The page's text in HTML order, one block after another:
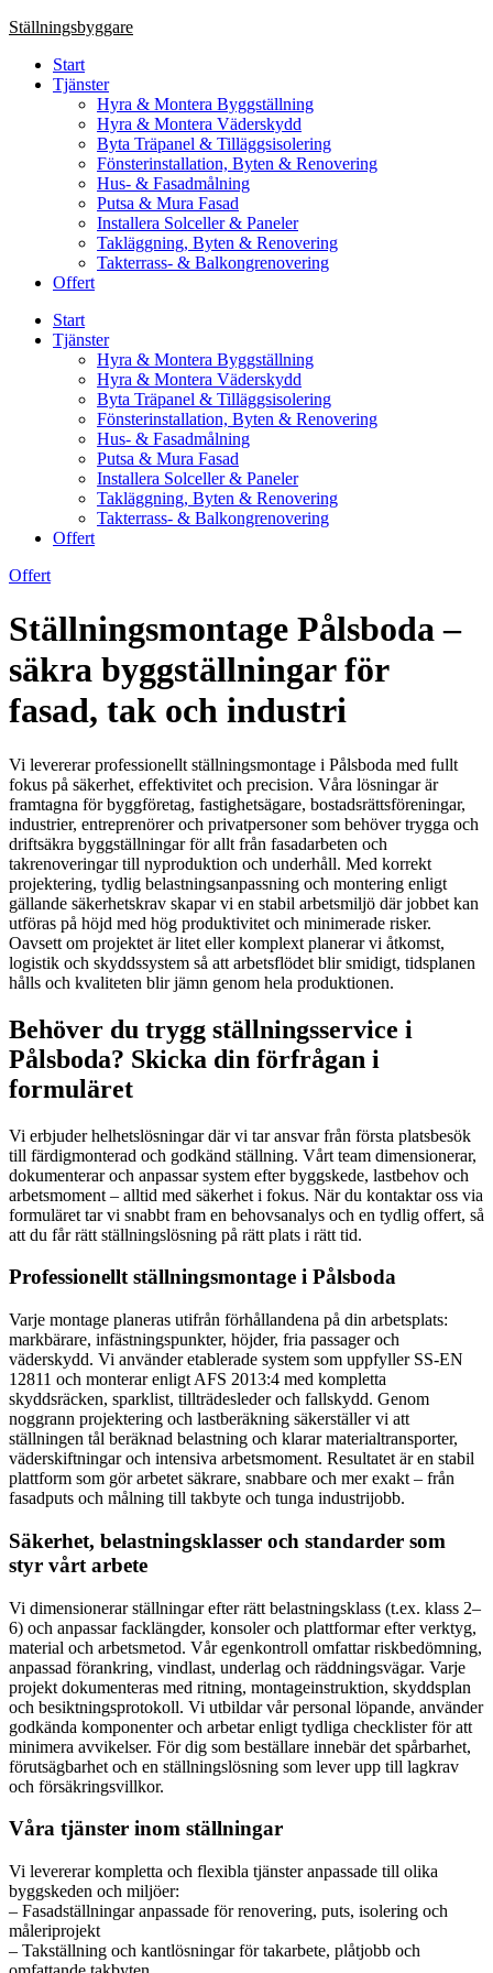
Skip
content
Ställningsbyggare
Start
Tjänster
Hyra & Montera Byggställning
Hyra & Montera Väderskydd
Byta Träpanel & Tilläggsisolering
Fönsterinstallation, Byten & Renovering
Hus- & Fasadmålning
Putsa & Mura Fasad
Installera Solceller & Paneler
Takläggning, Byten & Renovering
Takterrass- & Balkongrenovering
Offert
Start
Tjänster
Hyra & Montera Byggställning
Hyra & Montera Väderskydd
Byta Träpanel & Tilläggsisolering
Fönsterinstallation, Byten & Renovering
Hus- & Fasadmålning
Putsa & Mura Fasad
Installera Solceller & Paneler
Takläggning, Byten & Renovering
Takterrass- & Balkongrenovering
Offert
Offert
Ställningsmontage Pålsboda –
säkra byggställningar för
fasad, tak och industri
Vi levererar professionellt ställningsmontage i Pålsboda med fullt
fokus på säkerhet, effektivitet och precision. Våra lösningar är
framtagna för byggföretag, fastighetsägare, bostadsrättsföreningar,
industrier, entreprenörer och privatpersoner som behöver trygga och
driftsäkra byggställningar för allt från fasadarbeten och
takrenoveringar till nyproduktion och underhåll. Med korrekt
projektering, tydlig belastningsanpassning och montering enligt
gällande säkerhetskrav skapar vi en stabil arbetsmiljö där jobbet kan
utföras på höjd med hög produktivitet och minimerade risker.
Oavsett om projektet är litet eller komplext planerar vi åtkomst,
logistik och skyddssystem så att arbetsflödet blir smidigt, tidsplanen
hålls och kvaliteten blir jämn genom hela produktionen.
Behöver du trygg ställningsservice i
Pålsboda? Skicka din förfrågan i
formuläret
Vi erbjuder helhetslösningar där vi tar ansvar från första platsbesök
till färdigmonterad och godkänd ställning. Vårt team dimensionerar,
dokumenterar och anpassar system efter byggskede, lastbehov och
arbetsmoment – alltid med säkerhet i fokus. När du kontaktar oss via
formuläret tar vi snabbt fram en behovsanalys och en tydlig offert, så
att du får rätt ställningslösning på rätt plats i rätt tid.
Professionellt ställningsmontage i Pålsboda
Varje montage planeras utifrån förhållandena på din arbetsplats:
markbärare, infästningspunkter, höjder, fria passager och
väderskydd. Vi använder etablerade system som uppfyller SS-EN
12811 och monterar enligt AFS 2013:4 med kompletta
skyddsräcken, sparklist, tillträdesleder och fallskydd. Genom
noggrann projektering och lastberäkning säkerställer vi att
ställningen tål beräknad belastning och klarar materialtransporter,
väderskiftningar och intensiva arbetsmoment. Resultatet är en stabil
plattform som gör arbetet säkrare, snabbare och mer exakt – från
fasadputs och målning till takbyte och tunga industrijobb.
Säkerhet, belastningsklasser och standarder som
styr vårt arbete
Vi dimensionerar ställningar efter rätt belastningsklass (t.ex. klass 2–
6) och anpassar facklängder, konsoler och plattformar efter verktyg,
material och arbetsmetod. Vår egenkontroll omfattar riskbedömning,
anpassad förankring, vindlast, underlag och räddningsvägar. Varje
projekt dokumenteras med ritning, montageinstruktion, skyddsplan
och besiktningsprotokoll. Vi utbildar vår personal löpande, använder
godkända komponenter och arbetar enligt tydliga checklister för att
minimera avvikelser. För dig som beställare innebär det spårbarhet,
förutsägbarhet och en ställningslösning som lever upp till lagkrav
och försäkringsvillkor.
Våra tjänster inom ställningar
Vi levererar kompletta och flexibla tjänster anpassade till olika
byggskeden och miljöer:
– Fasadställningar anpassade för renovering, puts, isolering och
måleriprojekt
– Takställning och kantlösningar för takarbete, plåtjobb och